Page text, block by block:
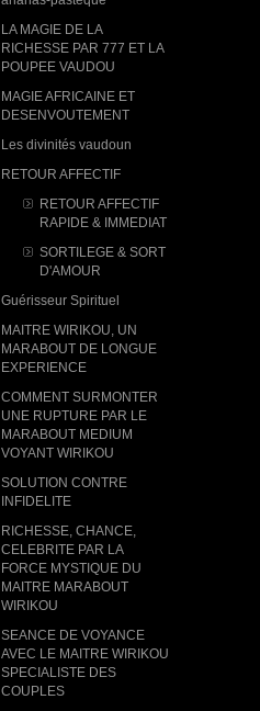
LA MAGIE DE LA
RICHESSE PAR 777 ET LA
POUPEE VAUDOU
MAGIE AFRICAINE ET
DESENVOUTEMENT
Les divinités vaudoun
RETOUR AFFECTIF
RETOUR AFFECTIF
RAPIDE & IMMEDIAT
SORTILEGE & SORT
D'AMOUR
Guérisseur Spirituel
MAITRE WIRIKOU, UN
MARABOUT DE LONGUE
EXPERIENCE
COMMENT SURMONTER
UNE RUPTURE PAR LE
MARABOUT MEDIUM
VOYANT WIRIKOU
SOLUTION CONTRE
INFIDELITE
RICHESSE, CHANCE,
CELEBRITE PAR LA
FORCE MYSTIQUE DU
MAITRE MARABOUT
WIRIKOU
SEANCE DE VOYANCE
AVEC LE MAITRE WIRIKOU
SPECIALISTE DES
COUPLES